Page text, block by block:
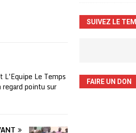
L'Equipe Le Temps
pointu sur
SUIVEZ LE
FAIRE UN DON